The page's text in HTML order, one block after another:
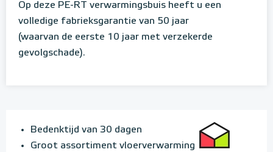
Op deze PE-RT verwarmingsbuis heeft u een
volledige fabrieksgarantie van 50 jaar
(waarvan de eerste 10 jaar met verzekerde
gevolgschade).
Bedenktijd van 30 dagen
Groot assortiment vloerverwarming